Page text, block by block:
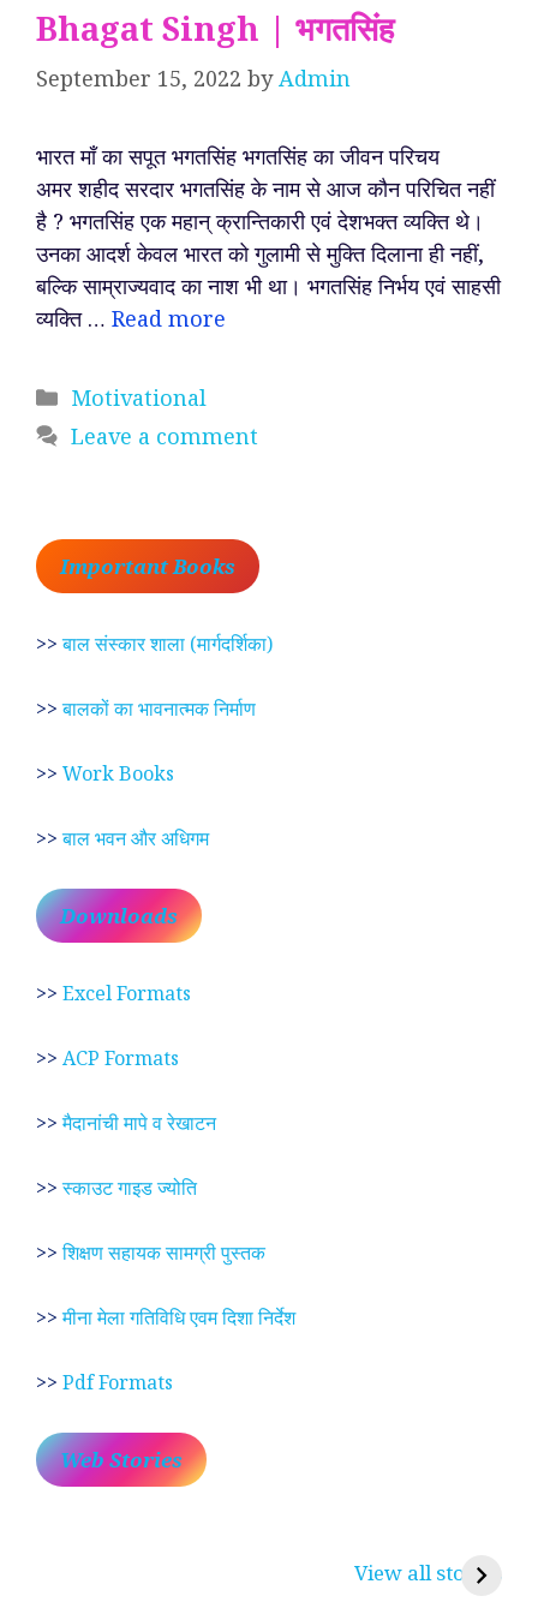
Bhagat Singh | भगतसिंह
September 15, 2022 byAdmin
भारत माँ का सपूत भगतसिंह भगतसिंह का जीवन परिचय
अमर शहीद सरदार भगतसिंह के नाम से आज कौन परिचित नहीं
है ? भगतसिंह एक महान् क्रान्तिकारी एवं देशभक्त व्यक्ति थे।
उनका आदर्श केवल भारत को गुलामी से मुक्ति दिलाना ही नहीं,
बल्कि साम्राज्यवाद का नाश भी था। भगतसिंह निर्भय एवं साहसी
व्यक्ति … Read more
Categories
Motivational
Leave a comment
Important Books
>>बाल संस्कार शाला (मार्गदर्शिका)
>>बालकों का भावनात्मक निर्माण
>> Work Books
>>बाल भवन और अधिगम
Downloads
>> Excel Formats
>> ACP Formats
>>मैदानांची मापे व रेखाटन
>>स्काउट गाइड ज्योति
>>शिक्षण सहायक सामग्री पुस्तक
>>मीना मेला गतिविधि एवम दिशा निर्देश
>> Pdf Formats
Web Stories
View all stories
रामसा पीर, रुणेचा रा